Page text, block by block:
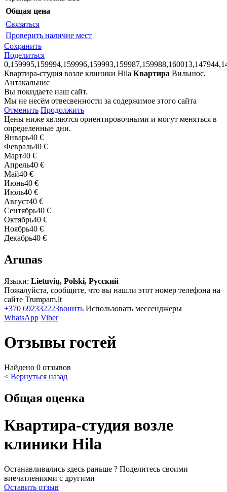
Общая цена
Связаться
Проверить наличие мест
Сохранить
Поделиться
Квартира-студия возле клиники Hila Квартира Вильнюс,
Антакальнис
Вы покидаете наш сайт.
Мы не несём отвесвенности за содержимое этого сайта
Отменить Продолжить
Цены ниже являются ориентировочными и могут меняться в
определенные дни.
Январь40 €
Февраль40 €
Март40 €
Апрель40 €
Май40 €
Июнь40 €
Июль40 €
Август40 €
Сентябрь40 €
Октябрь40 €
Ноябрь40 €
Декабрь40 €
Arunas
Языки: Lietuvių, Polski, Русский
Пожалуйста, сообщите, что вы нашли этот номер телефона на
сайте Trumpam.lt
+370 69233222Звонить Использовать мессенджеры
WhatsApp Viber
Отзывы гостей
Найдено 0 отзывов
< Вернуться назад
Общая оценка
Квартира-студия возле
клиники Hila
Останавливались здесь раньше ? Поделитесь своими
впечатлениями с другими
Оставить отзыв